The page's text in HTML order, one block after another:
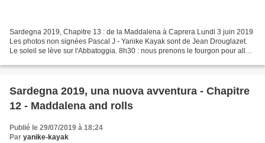
Sardegna 2019, Chapitre 13 : de la Maddalena à Caprera Lundi 3 juin 2019
Les photos non signées Pascal J - Yanike Kayak sont de Jean Drouglazet.
Le soleil se lève sur l'Abbatoggia. 8h30 : nous prenons le fourgon pour aller
Sardegna 2019, una nuova avventura - Chapitre
12 - Maddalena and rolls
Publié le 29/07/2019 à 18:24
Par yanike-kayak